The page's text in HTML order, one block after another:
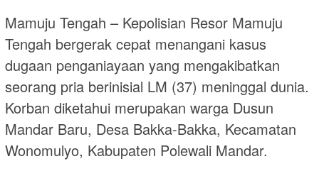
Mamuju Tengah – Kepolisian Resor Mamuju
Tengah bergerak cepat menangani kasus
dugaan penganiayaan yang mengakibatkan
seorang pria berinisial LM (37) meninggal dunia.
Korban diketahui merupakan warga Dusun
Mandar Baru, Desa Bakka-Bakka, Kecamatan
Wonomulyo, Kabupaten Polewali Mandar.